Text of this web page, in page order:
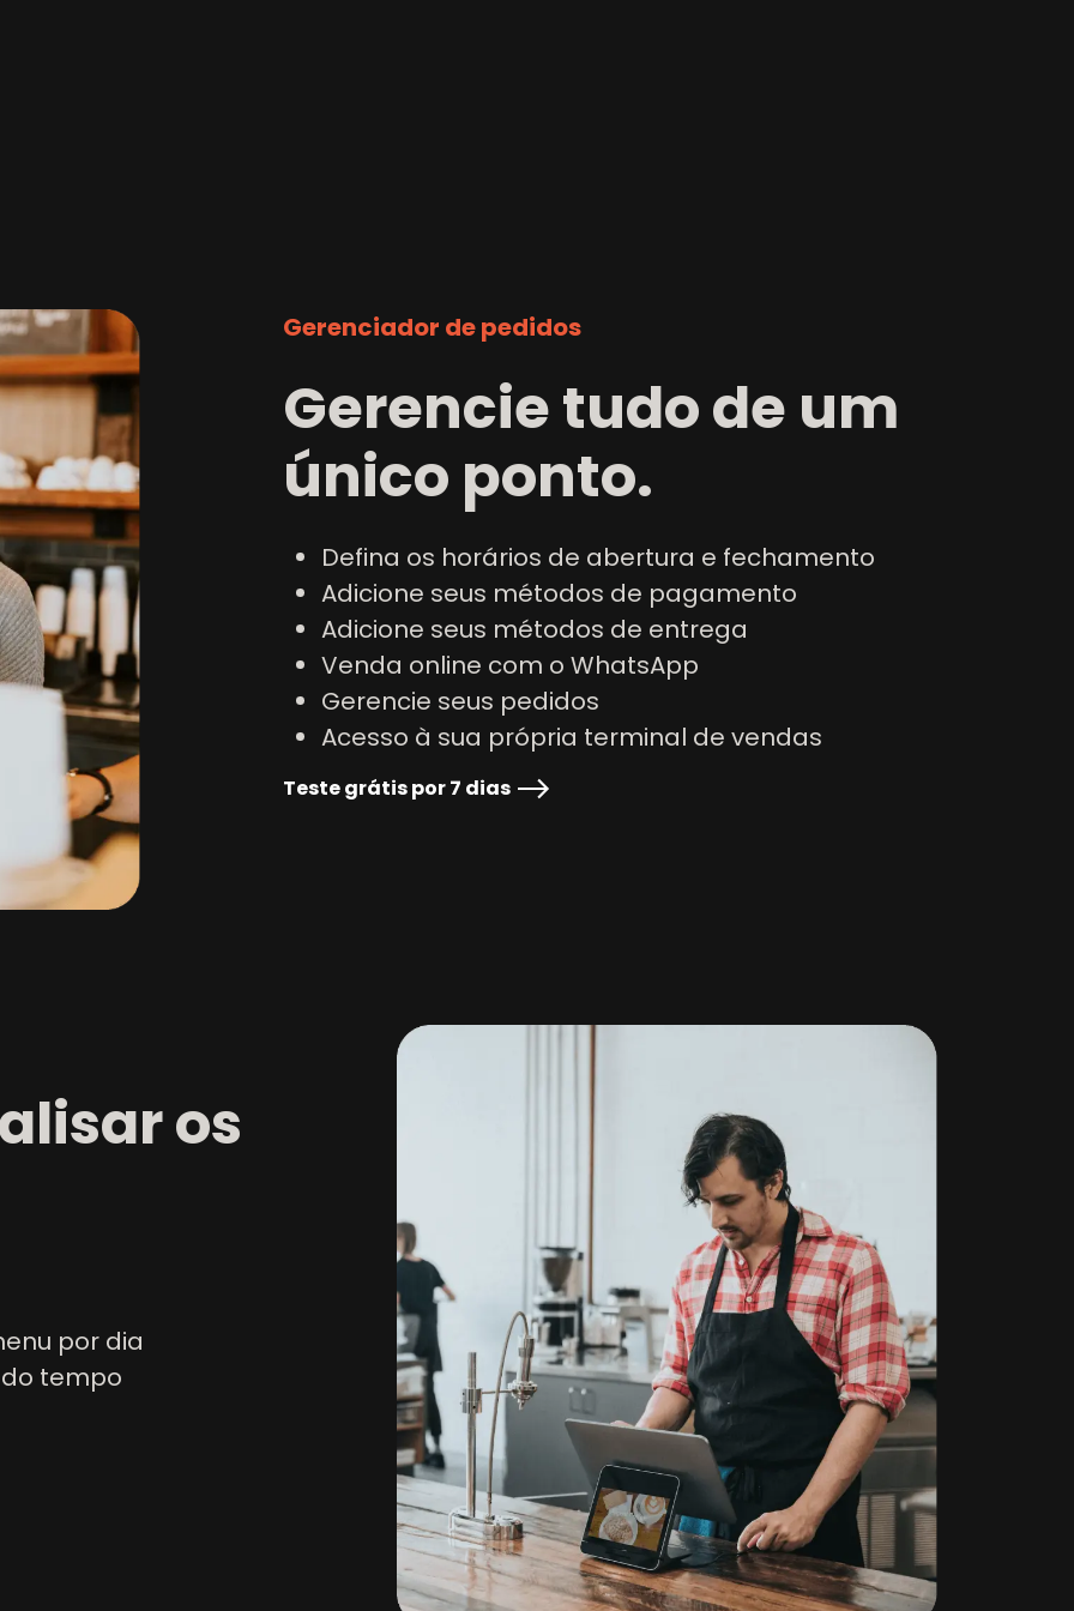
Gerenciador de pedidos
Gerencie tudo de um
único ponto.
Defina os horários de abertura e fechamento
Adicione seus métodos de pagamento
Adicione seus métodos de entrega
Venda online com o WhatsApp
Gerencie seus pedidos
Acesso à sua própria terminal de vendas
Teste grátis por 7 dias
os
por dia
tempo